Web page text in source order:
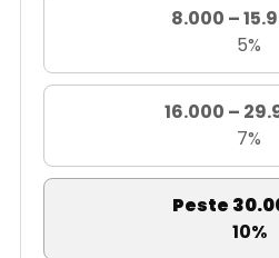
8.000 –
5%
16.000 –
7%
Peste
10%